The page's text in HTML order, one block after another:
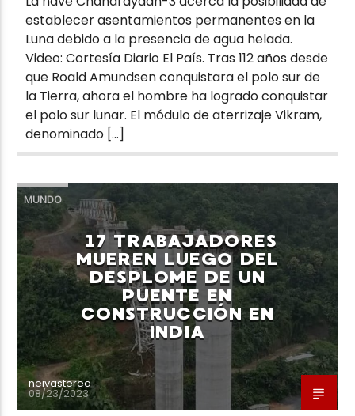
establecer asentamientos permanentes en la
Luna debido a la presencia de agua helada.
Video: Cortesía Diario El País. Tras 112 años desde
que Roald Amundsen conquistara el polo sur de
la Tierra, ahora el hombre ha logrado conquistar
el polo sur lunar. El módulo de aterrizaje Vikram,
denominado […]
MUNDO
17 TRABAJADORES
MUEREN LUEGO DEL
DESPLOME DE UN
PUENTE EN
CONSTRUCCIÓN EN
INDIA
neivastereo
08/23/2023